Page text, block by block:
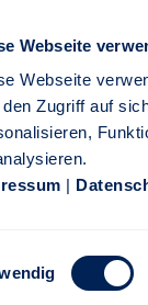
Webseite
Webseite
den Zugriff auf
|
Service